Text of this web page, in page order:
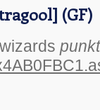
(GF)
punkt